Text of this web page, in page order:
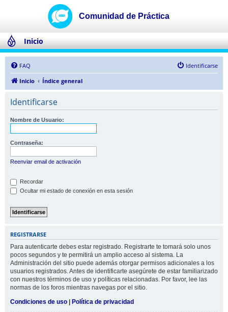
Inicio
FAQ
Identificarse
Inicio
Índice general
Identificarse
Nombre de Usuario:
Contraseña:
Reenviar email de activación
Recordar
Ocultar mi estado de conexión en esta sesión
REGISTRARSE
Para autenticarte debes estar registrado. Registrarte te tomará solo unos
pocos segundos y te permitirá un amplio acceso al sistema. La
Administración del sitio puede además otorgar permisos adicionales a los
usuarios registrados. Antes de identificarte asegúrete de estar familiarizado
con nuestros términos de uso y políticas relacionadas. Por favor, lee las
normas de los foros mientras navegas por el sitio.
Condiciones de uso | Política de privacidad